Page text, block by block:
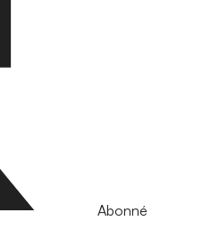
Abonné